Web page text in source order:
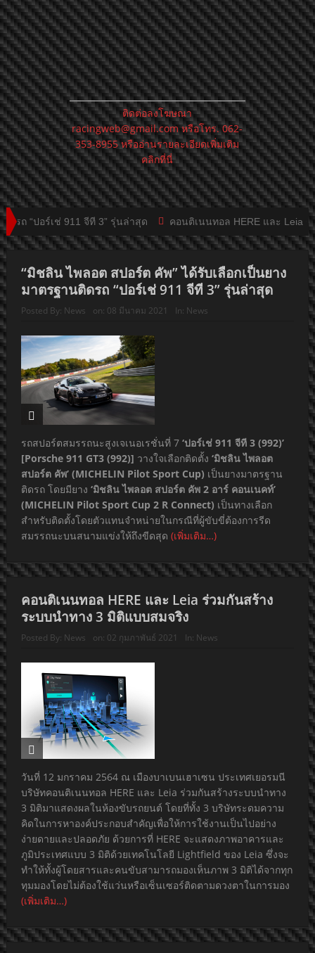
ติดต่อลงโฆษณา
racingweb@gmail.comหรือโทร. 062-
353-8955 หรืออ่านรายละเอียดเพิ่มเติม
คลิกที่นี่
เช่ 911 จีที 3” รุ่นล่าสุด คอนติเนนทอล HERE และ Leia ร่วมกันสร้
เปิดตัว RANGE ROVER FIFTY ใหม่
“มิชลิน ไพลอต สปอร์ต คัพ” ได้รับเลือกเป็นยาง
มาตรฐานติดรถ “ปอร์เช่ 911 จีที 3” รุ่นล่าสุด
Posted By: News on: 08 มีนาคม 2021 In: News
รถสปอร์ตสมรรถนะสูงเจเนอเรชั่นที่ 7 ‘ปอร์เช่ 911 จีที 3 (992)’
[Porsche 911 GT3 (992)] วางใจเลือกติดตั้ง ‘มิชลิน ไพลอต
สปอร์ต คัพ’ (MICHELIN Pilot Sport Cup) เป็นยางมาตรฐาน
ติดรถ โดยมียาง ‘มิชลิน ไพลอต สปอร์ต คัพ 2 อาร์ คอนเนคท์’
(MICHELIN Pilot Sport Cup 2 R Connect) เป็นทางเลือก
สำหรับติดตั้งโดยตัวแทนจำหน่ายในกรณีที่ผู้ขับขี่ต้องการรีด
สมรรถนะบนสนามแข่งให้ถึงขีดสุด (เพิ่มเติม…)
คอนติเนนทอล HERE และ Leia ร่วมกันสร้าง
ระบบนำทาง 3 มิติแบบสมจริง
Posted By: News on: 02 กุมภาพันธ์ 2021 In: News
วันที่ 12 มกราคม 2564 ณ เมืองบาเบนเฮาเซน ประเทศเยอรมนี
บริษัทคอนติเนนทอล HERE และ Leia ร่วมกันสร้างระบบนำทาง
3 มิติมาแสดงผลในห้องขับรถยนต์ โดยที่ทั้ง 3 บริษัทระดมความ
คิดในการหาองค์ประกอบสำคัญเพื่อให้การใช้งานเป็นไปอย่าง
ง่ายดายและปลอดภัย ด้วยการที่ HERE จะแสดงภาพอาคารและ
ภูมิประเทศแบบ 3 มิติด้วยเทคโนโลยี Lightfield ของ Leia ซึ่งจะ
ทำให้ทั้งผู้โดยสารและคนขับสามารถมองเห็นภาพ 3 มิติได้จากทุก
ทุมมองโดยไม่ต้องใช้แว่นหรือเซ็นเซอร์ติดตามดวงตาในการมอง
(เพิ่มเติม…)